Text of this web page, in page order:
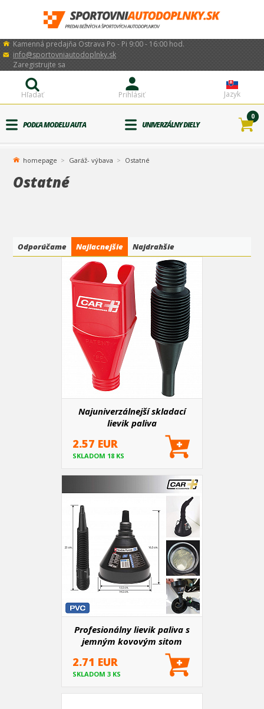
Kamenná predajňa Ostrava Po - Pi 9:00 - 16:00 hod.
info@sportovniautodoplnky.sk
Jazyk
Prihlásiť
Zaregistrujte sa
Hľadať
PODĽA MODELU AUTA UNIVERZÁLNY DIELY
0
homepage Garáž- výbava Ostatné
Ostatné
Odporúčame Najlacnejšie Najdrahšie
Najuniverzálnejší skladací
lievik paliva
2.57 EUR
SKLADOM 18 KS
Profesionálny lievik paliva s
jemným kovovým sitom
2.71 EUR
SKLADOM 3 KS